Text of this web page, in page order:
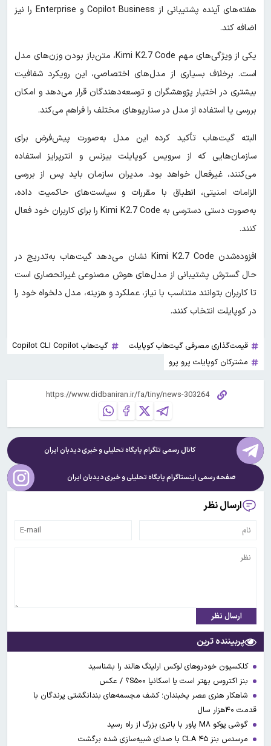
هفته‌های آینده پشتیبانی از Copilot Business و Enterprise را نیز
اضافه کند.
یکی از ویژگی‌های مهم Kimi K2.7 Code، متن‌باز بودن وزن‌های مدل
است. برخلاف بسیاری از مدل‌های اختصاصی، این رویکرد شفافیت
بیشتری در اختیار پژوهشگران و توسعه‌دهندگان قرار می‌دهد و امکان
بررسی یا استفاده از مدل در سناریوهای مختلف را فراهم می‌کند.
البته گیت‌هاب تأکید کرده این مدل به‌صورت پیش‌فرض برای
سازمان‌هایی که از سرویس کوپایلت بیزنس و انترپرایز استفاده
می‌کنند، غیرفعال خواهد بود. مدیران سازمان باید پس از بررسی
الزامات امنیتی، انطباق با مقررات و سیاست‌های حاکمیت داده،
به‌صورت دستی دسترسی به Kimi K2.7 Code را برای کاربران خود فعال
کنند.
افزوده‌شدن Kimi K2.7 Code نشان می‌دهد گیت‌هاب به‌تدریج در
حال گسترش پشتیبانی از مدل‌های هوش مصنوعی غیرانحصاری است
تا کاربران بتوانند متناسب با نیاز، عملکرد و هزینه، مدل دلخواه خود را
در کوپایلت انتخاب کنند.
قیمت‌گذاری مصرفی گیت‌هاب کوپایلت
گیت‌هاب Copilot CLI Copilot
مشترکان کوپایلت پرو پرو
کانال رسمی تلگرام پایگاه تحلیلی و خبریدیدبان ایران
صفحه رسمی اینستاگرام پایگاه تحلیلی و خبریدیدبان ایران
ارسال نظر
ارسال نظر
پربیننده ترین
کلکسیون خودروهای لوکس ارلینگ هالند را بشناسید
بنز اکتروس بهتر است یا اسکانیا S۵۰۰؟ / عکس
شاهکار هنری عصر یخبندان؛ کشف مجسمه‌های بندانگشتی‌ پرندگان با
قدمت ۴۰هزار سال
گوشی پوکو M۸ پاور با باتری بزرگ از راه رسید
مرسدس بنز CLA ۴۵ با صدای شبیه‌سازی شده برگشت